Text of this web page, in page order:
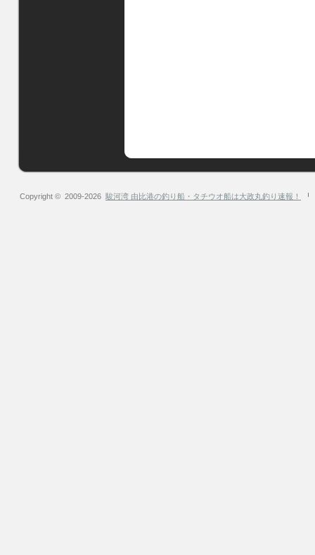
Copyright © 2009-2026 駿河湾 由比港の釣り船・タチウオ船は大政丸釣り速報！